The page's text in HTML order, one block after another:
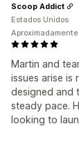
Martin and
issues arise is
designed and
steady pace.
looking to
Scoop Addict
Estados Unidos